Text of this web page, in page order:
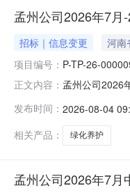
孟州公司2026年7月
招标｜信息变更 河南
项目编号： P-TP-26-
正文内容： 孟州公司2026
执行人联系方
发布时间： 2026-08-04
相关产品：
绿化养护
孟州公司2026年7月